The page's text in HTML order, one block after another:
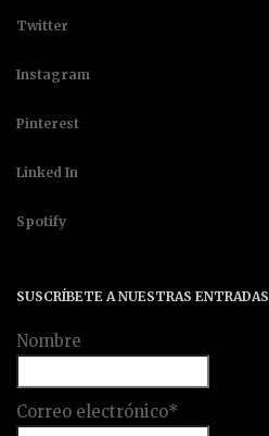
Twitter
Instagram
Pinterest
Linked In
Spotify
SUSCRÍBETE A NUESTRAS ENTRADAS
Nombre
Correo electrónico*